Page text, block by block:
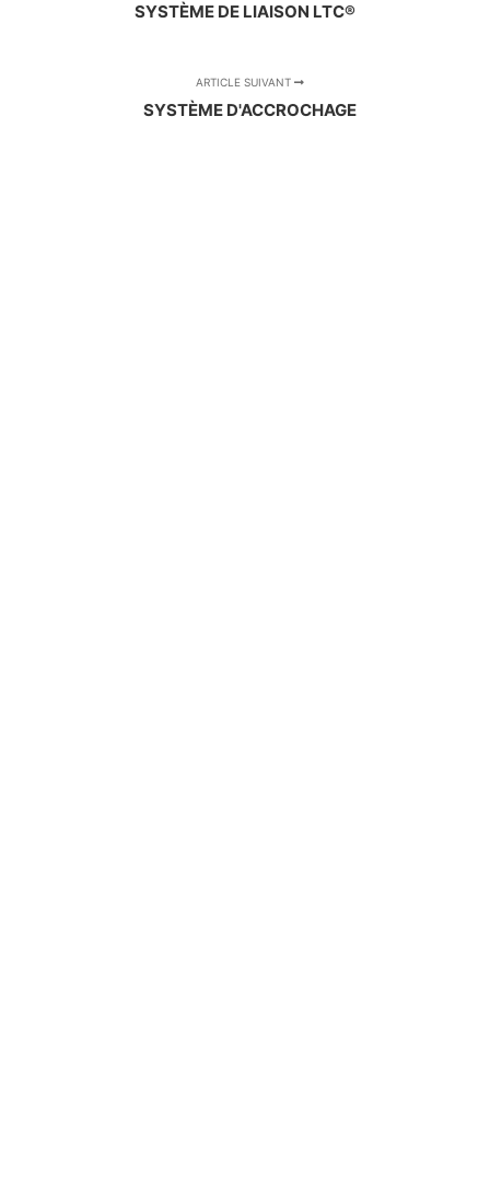
SYSTÈME DE LIAISON LTC®
ARTICLE SUIVANT
SYSTÈME D'ACCROCHAGE